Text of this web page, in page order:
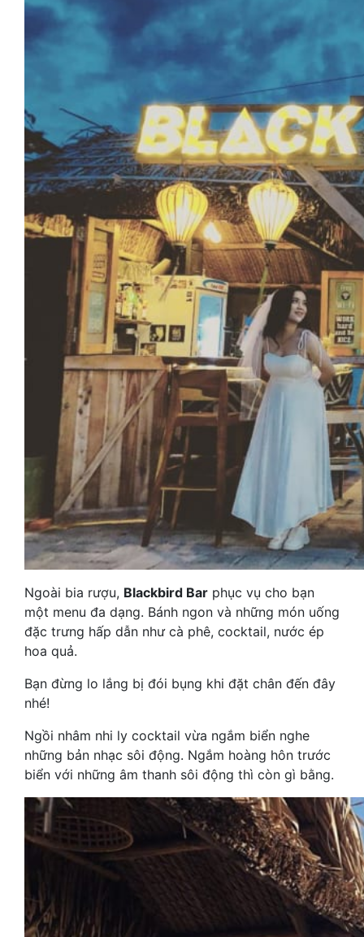
Ngoài bia rượu, Blackbird Bar phục vụ cho bạn
một menu đa dạng. Bánh ngon và những món uống
đặc trưng hấp dẫn như cà phê, cocktail, nước ép
hoa quả.
Bạn đừng lo lắng bị đói bụng khi đặt chân đến đây
nhé!
Ngồi nhâm nhi ly cocktail vừa ngắm biển nghe
những bản nhạc sôi động. Ngắm hoàng hôn trước
biển với những âm thanh sôi động thì còn gì bằng.